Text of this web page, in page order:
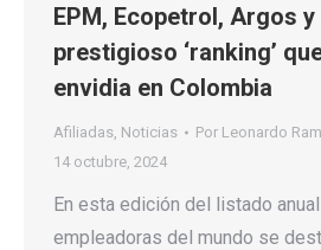
EPM, Ecopetrol, Argos
prestigioso ‘ranking’
envidia en Colombia
Afiliadas, Noticias Por Leonardo
14 octubre, 2024
En esta edición del listado
empleadoras del mundo se